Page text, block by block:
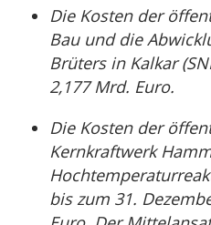
Die Kosten der
Bau und die
Brüters in Kalkar
2,177 Mrd. Euro.
Die Kosten der
Kernkraftwerk
bis zum 31.